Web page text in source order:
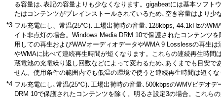
る容量は､表記の容量よりも少なくなります。gigabeatには基本ソフト
たはコンテンツがプレインストールされているため､空き容量はより少
*3 フル充電にし、常温(25℃)､工場出荷時の音量､128kbps, 44.1kHzの
イト非点灯の場合。Windows Media DRM 10で保護されたコンテンツ
用しての再生およびWAVオーディオデータやWMA 9 Losslessの再生
やWMAに比べて連続再生時間が短くなります。これらの連続再生時間
蔵電池の充電繰り返し回数などによって変わるため､あくまでも目安で
せん。使用条件の範囲内でも低温の環境で使うと連続再生時間は短く
*4 フル充電にし､常温(25℃)､工場出荷時の音量､500kbpsのWMVビデオデ
DRM 10で保護されたコンテンツを除く。明るさ設定3の場合。これら